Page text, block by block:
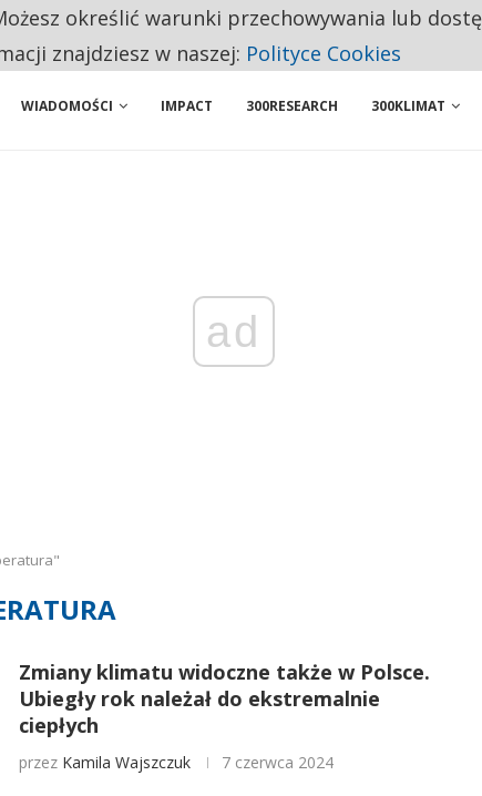
WŁASNĄ FIRMĘ. INNYM JUŻ TAK ŁATWO JEJ NIE POLECAJĄ
WIADOMOŚCI IMPACT 300RESEARCH 300KLIMAT
ad
Zmiany klimatu widoczne także w Polsce.
Ubiegły rok należał do ekstremalnie
ciepłych
przez Kamila Wajszczuk 7 czerwca 2024
określić warunki przechowywania lub
znajdziesz w naszej: Polityce Cookies